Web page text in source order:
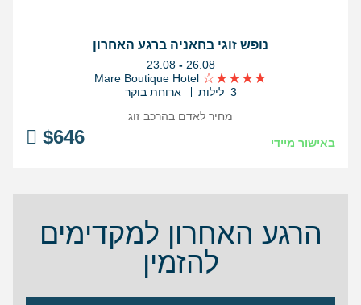
נופש זוגי בחאניה ברגע האחרון
בין
התאריכים,
23.08 - 26.08
Mare Boutique Hotel
3 לילות
ארוחת בוקר
באישור מיידי $646
מחיר לאדם בהרכב זוג
הרגע האחרון למקדימים
להזמין